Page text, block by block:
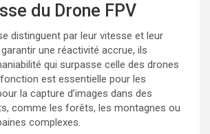
du Drone FPV
distinguent par leur vitesse et leur
une réactivité accrue, ils
qui surpasse celle des drones
est essentielle pour les
la capture d’images dans des
comme les forêts, les montagnes ou
complexes.